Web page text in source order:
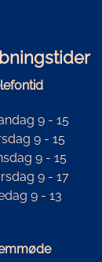
9 - 15
9 - 15
9 - 15
9 - 17
9 - 13